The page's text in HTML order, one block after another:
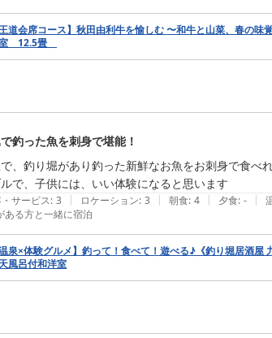
王道会席コース】秋田由利牛を愉しむ 〜和牛と山菜、春の味
12.5畳
釣った魚を刺身で堪能！
、釣り堀があり釣った新鮮なお魚をお刺身で食
で、子供には、いい体験になると思います
サービス: 3 | ロケーション: 3 | 朝食: 4 | 夕食: - |
ある方と一緒に宿泊
温泉×体験グルメ】釣って！食べて！遊べる♪《釣り堀居酒屋
風呂付和洋室